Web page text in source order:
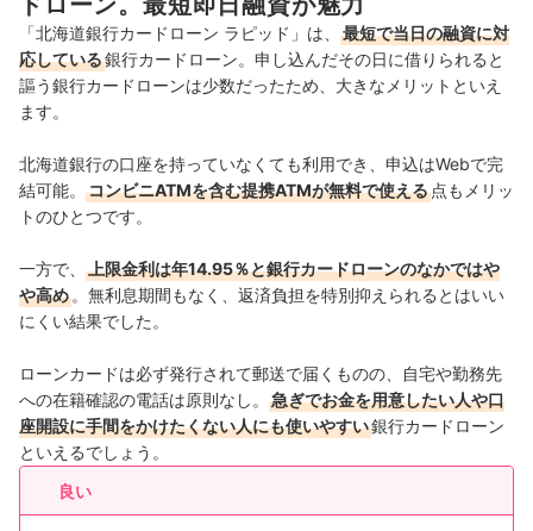
「北海道銀行カードローン ラピッド」は、
最短で当日の融資に対
応している銀行カードローン。申し込んだその日に借りられると
謳う銀行カードローンは少数だったため、大きなメリットといえ
ます。
北海道銀行の口座を持っていなくても利用でき、申込はWebで完
結可能。
コンビニATMを含む提携ATMが無料で使える点もメリッ
トのひとつです。
一方で、
上限金利は年14.95％と銀行カードローンのなかではや
や高め。無利息期間もなく、返済負担を特別抑えられるとはいい
にくい結果でした。
ローンカードは必ず発行されて郵送で届くものの、自宅や勤務先
への在籍確認の電話は原則なし。
急ぎでお金を用意したい人や口
座開設に手間をかけたくない人にも使いやすい銀行カードローン
といえるでしょう。
良い